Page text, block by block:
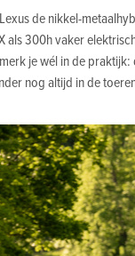
de nikkel-
als 300h vaker
je wél in de
nog altijd in de